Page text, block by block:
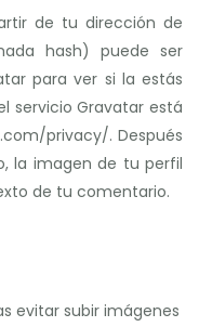
de tu dirección de
hash) puede ser
para ver si la estás
servicio Gravatar está
privacy/. Después
la imagen de tu perfil
de tu comentario.
evitar subir imágenes